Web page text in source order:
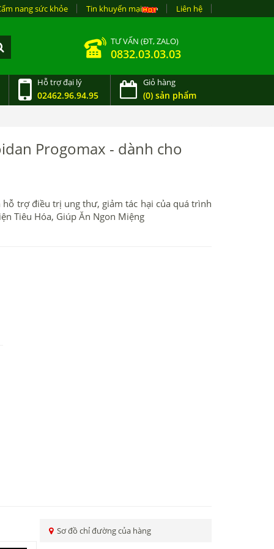
nang sức khỏe Tin khuyến mại Liên hệ
TƯ VẤN (ĐT, ZALO)
0832.03.03.03
Hỗ trợ đại lý
02462.96.94.95
Giỏ hàng
(0) sản phẩm
Progomax - dành cho
trợ điều trị ung thư, giảm tác hại của quá trình
Tiêu Hóa, Giúp Ăn Ngon Miệng
Sơ đồ chỉ đường của hàng